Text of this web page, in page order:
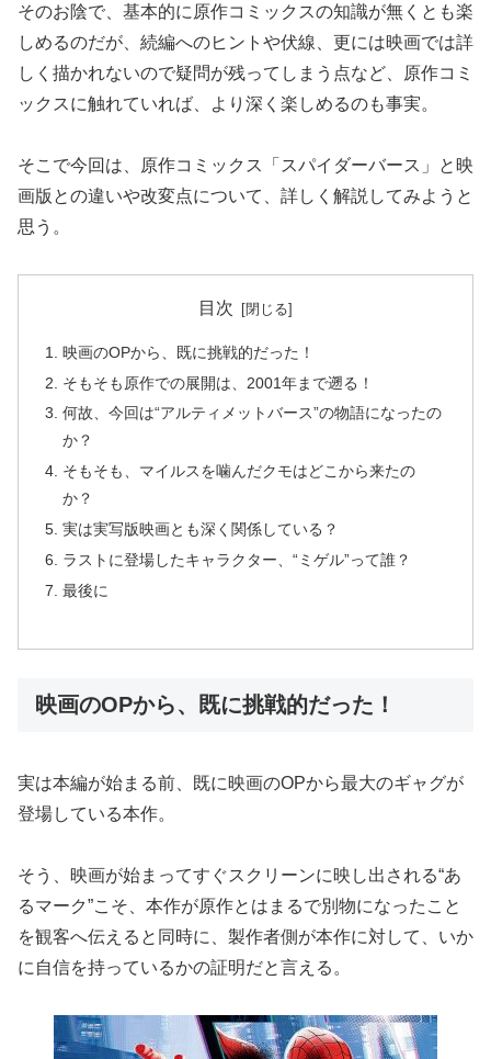
そのお陰で、基本的に原作コミックスの知識が無くとも楽
しめるのだが、続編へのヒントや伏線、更には映画では詳
しく描かれないので疑問が残ってしまう点など、原作コミ
ックスに触れていれば、より深く楽しめるのも事実。
そこで今回は、原作コミックス「スパイダーバース」と映
画版との違いや改変点について、詳しく解説してみようと
思う。
目次
映画のOPから、既に挑戦的だった！
そもそも原作での展開は、2001年まで遡る！
何故、今回は“アルティメットバース”の物語になったの
か？
そもそも、マイルスを噛んだクモはどこから来たの
か？
実は実写版映画とも深く関係している？
ラストに登場したキャラクター、“ミゲル”って誰？
最後に
映画のOPから、既に挑戦的だった！
実は本編が始まる前、既に映画のOPから最大のギャグが
登場している本作。
そう、映画が始まってすぐスクリーンに映し出される“あ
るマーク”こそ、本作が原作とはまるで別物になったこと
を観客へ伝えると同時に、製作者側が本作に対して、いか
に自信を持っているかの証明だと言える。